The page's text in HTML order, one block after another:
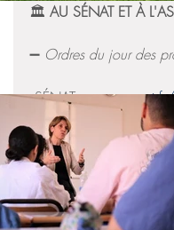
🏛 AU SÉNAT ET À
➖ Ordres du jour des
▫️SÉNAT :
▫️AN : https://
➖Travaux en séance
▫️ SÉNAT : ✅ Adoption
▫️ AN :🟡 (en cours) Loi